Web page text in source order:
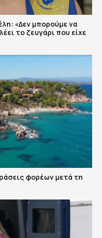
«Δεν μπορούμε να
το ζευγάρι που είχε
φορέων μετά τη